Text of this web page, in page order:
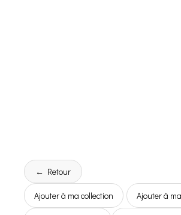
← Retour
Ajouter à ma collection Ajouter à